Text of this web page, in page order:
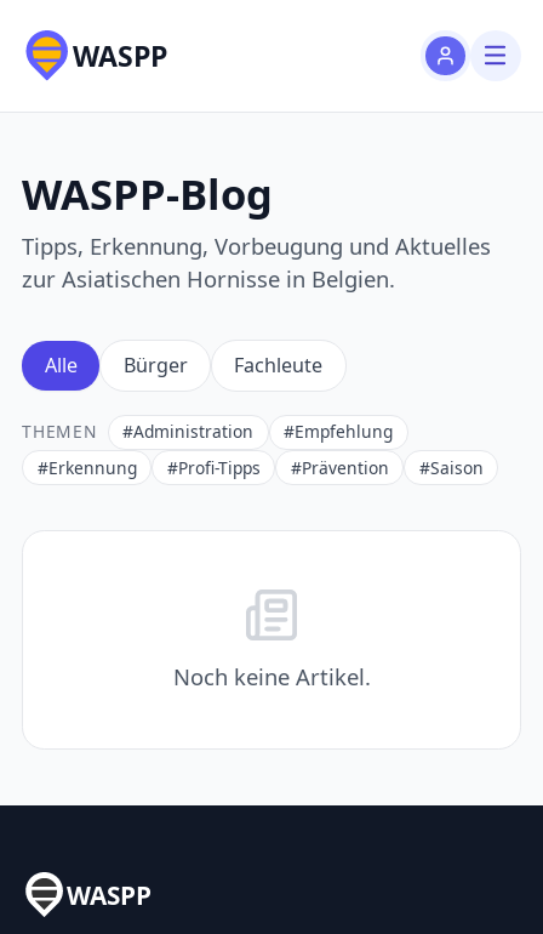
WASPP
WASPP-Blog
Tipps, Erkennung, Vorbeugung und Aktuelles
zur Asiatischen Hornisse in Belgien.
Alle Bürger Fachleute
THEMEN #Administration
#Empfehlung
#Erkennung
#Profi-Tipps #Prävention #Saison
Noch keine Artikel.
WASPP